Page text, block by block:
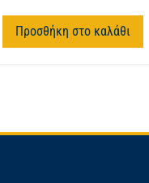
Προσθήκη στο καλάθι